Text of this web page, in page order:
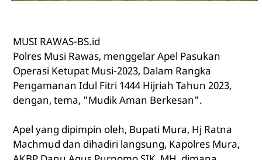
MUSI RAWAS-BS.id
Polres Musi Rawas, menggelar Apel Pasukan
Operasi Ketupat Musi-2023, Dalam Rangka
Pengamanan Idul Fitri 1444 Hijriah Tahun 2023,
dengan, tema, "Mudik Aman Berkesan".
Apel yang dipimpin oleh, Bupati Mura, Hj Ratna
Machmud dan dihadiri langsung, Kapolres Mura,